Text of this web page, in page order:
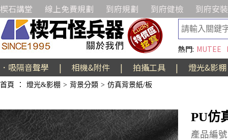
楔石講堂 線上免費規劃 到府規劃 到府健檢 到府安裝
熱門: MUTEE
．吸隔音聲學 | 相機&附件 | 拍攝工具 | 燈光&影棚
首頁 ： 燈光&影棚 > 背景分類 > 仿真背景紙/板
PU仿
產品編